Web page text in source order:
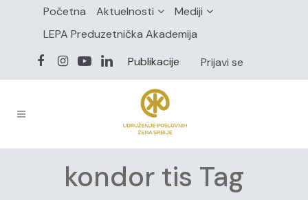
Početna Aktuelnosti
Mediji
LEPA Preduzetnička Akademija
Publikacije
Prijavi se
kondor tis Tag